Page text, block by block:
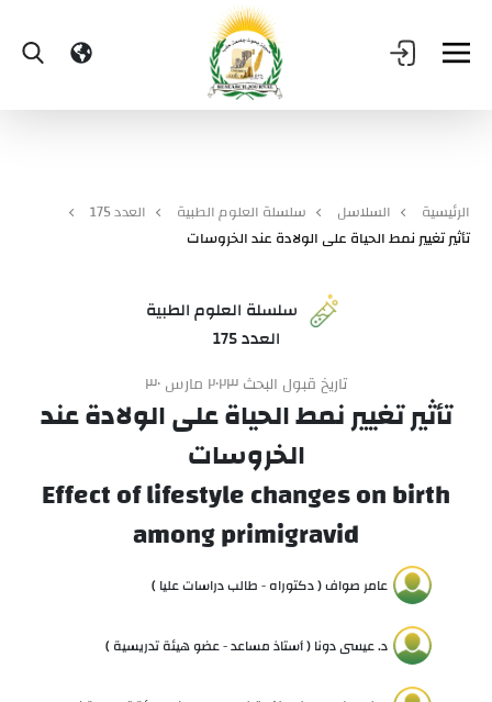
الرئيسية السلاسل سلسلة العلوم الطبية
العدد 175
تأثير تغيير نمط الحياة على الولادة عند الخروسات
سلسلة العلوم الطبية
العدد 175
تاريخ قبول البحث ٢٠٢٣ مارس ٣٠
تأثير تغيير نمط الحياة على الولادة عند
الخروسات
Effect of lifestyle changes on birth
among primigravid
عامر صواف ( دكتوراه - طالب دراسات عليا )
د. عيسى دونا ( أستاذ مساعد - عضو هيئة تدريسية )